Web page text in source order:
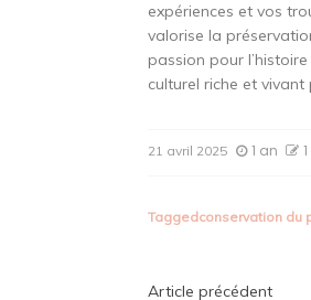
expériences et vos
valorise la
passion pour
culturel riche et
21 avril 2025 1 an
Taggedconservation du
Article précédent